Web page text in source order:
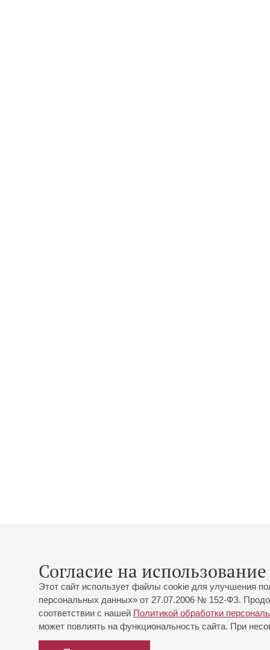
Согласие на
Этот сайт использует файлы cookie для улучшения
персональных данных» от 27.07.2006 № 152-ФЗ.
соответствии с нашей Политикой обработки
может повлиять на функциональность сайта. При